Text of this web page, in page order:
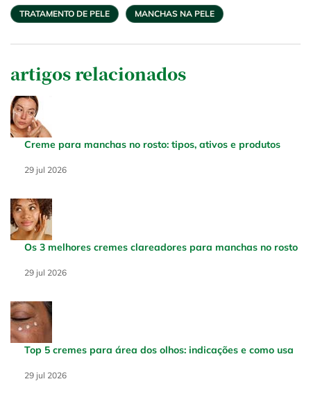
TRATAMENTO DE PELE MANCHAS NA PELE
artigos relacionados
Creme para manchas no rosto: tipos, ativos e produtos
Creation Date:
29 jul 2026
Update Date:
Os 3 melhores cremes clareadores para manchas no rosto
Creation Date:
29 jul 2026
Update Date:
Top 5 cremes para área dos olhos: indicações e como usa
Creation Date:
29 jul 2026
Update Date: